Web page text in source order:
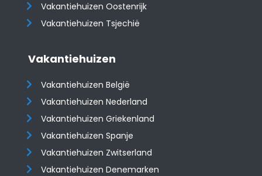
​​​​​​​Vakantiehuizen Oostenrijk
Vakantiehuizen Tsjechië
Vakantiehuizen
Vakantiehuizen België
Vakantiehuizen Nederland
Vakantiehuizen Griekenland
Vakantiehuizen Spanje
​​​​​​​Vakantiehuizen Zwitserland
Vakantiehuizen Denemarken